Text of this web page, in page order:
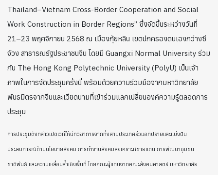
Thailand–Vietnam Cross-Border Cooperation and Social
Work Construction in Border Regions” ซึ่งจัดขึ้นระหว่างวันที่
21–23 พฤศจิกายน 2568 ณ เมืองกุ้ยหลิน เขตปกครองตนเองกว่างซี
จ้วง สาธารณรัฐประชาชนจีน โดยมี Guangxi Normal University ร่วม
กับ The Hong Kong Polytechnic University (PolyU) เป็นเจ้า
ภาพในการจัดประชุมครั้งนี้ พร้อมด้วยความร่วมมือจากมหาวิทยาลัย
พันธมิตรจากจีนและเวียดนามที่เข้าร่วมแลกเปลี่ยนองค์ความรู้ตลอดการ
ประชุม
การประชุมดังกล่าวเปิดเวทีให้นักวิชาการจากทั้งสามประเทศร่วมอภิปรายและแบ่งปัน
ประสบการณ์ด้านนโยบายสังคม การทำงานสังคมสงเคราะห์ชายแดน การพัฒนาชุมชน
ชาติพันธุ์ และความเหลื่อมล้ำเชิงพื้นที่ โดยคณะผู้แทนจากคณะสังคมศาสตร์ มหาวิทยาลัย